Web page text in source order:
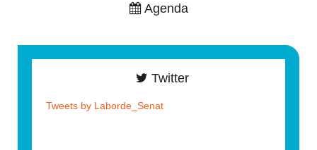
Agenda
Twitter
Tweets by Laborde_Senat